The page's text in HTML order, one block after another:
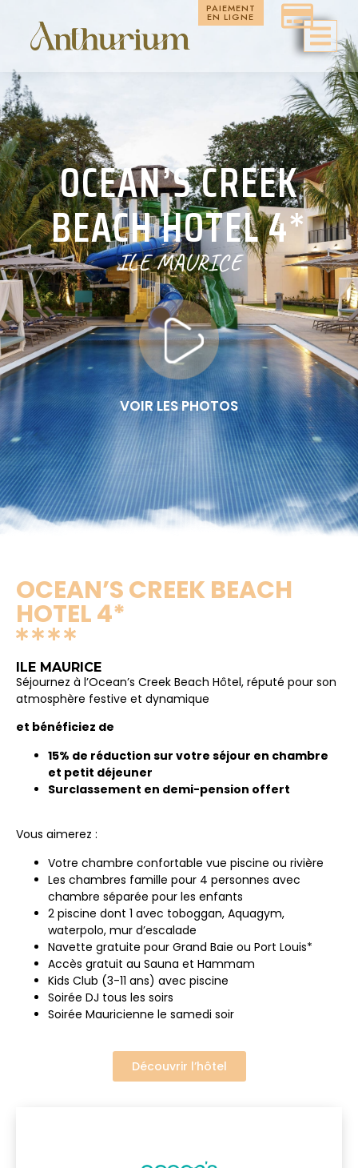
PAIEMENT
EN LIGNE
OCEAN’S CREEK
BEACH HOTEL 4*
ILE MAURICE
VOIR LES PHOTOS
OCEAN’S CREEK BEACH
HOTEL 4*
ILE MAURICE
Séjournez à l’Ocean’s Creek Beach Hôtel, réputé pour son
atmosphère festive et dynamique
et bénéficiez de
15% de réduction sur votre séjour en chambre
et petit déjeuner
Surclassement en demi-pension offert
Vous aimerez :
Votre chambre confortable vue piscine ou rivière
Les chambres famille pour 4 personnes avec
chambre séparée pour les enfants
2 piscine dont 1 avec toboggan, Aquagym,
waterpolo, mur d’escalade
Navette gratuite pour Grand Baie ou Port Louis*
Accès gratuit au Sauna et Hammam
Kids Club (3-11 ans) avec piscine
Soirée DJ tous les soirs
Soirée Mauricienne le samedi soir
Découvrir l’hôtel